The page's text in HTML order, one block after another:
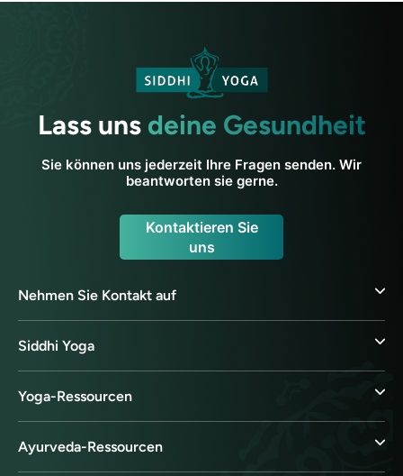
Lass uns deine Gesundheit
Sie können uns jederzeit Ihre Fragen senden. Wir
beantworten sie gerne.
Kontaktieren Sie
uns
Nehmen Sie Kontakt auf
Siddhi Yoga
Yoga-Ressourcen
Ayurveda-Ressourcen